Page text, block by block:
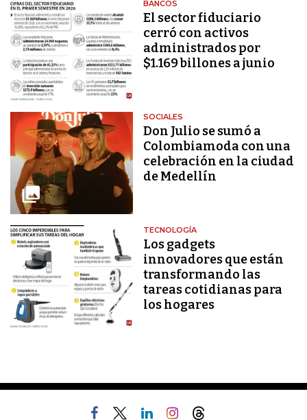
BANCOS
El sector fiduciario
cerró con activos
administrados por
$1.169 billones a junio
SOCIALES
Don Julio se sumó a
Colombiamoda con una
celebración en la ciudad
de Medellín
TECNOLOGÍA
Los gadgets
innovadores que están
transformando las
tareas cotidianas para
los hogares